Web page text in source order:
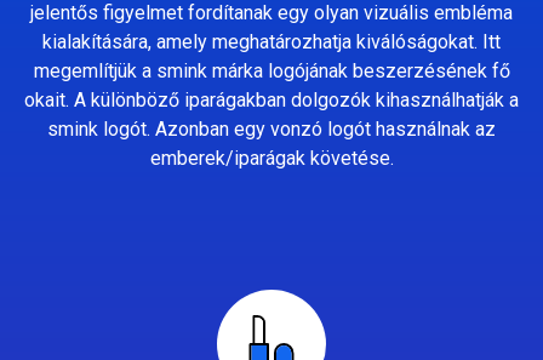
jelentős figyelmet fordítanak egy olyan vizuális embléma
kialakítására, amely meghatározhatja kiválóságokat. Itt
megemlítjük a smink márka logójának beszerzésének fő
okait. A különböző iparágakban dolgozók kihasználhatják a
smink logót. Azonban egy vonzó logót használnak az
emberek/iparágak követése.